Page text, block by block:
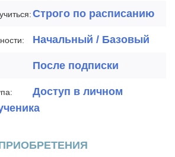
Строго по расписанию
Начальный / Базовый
После подписки
Доступ в личном